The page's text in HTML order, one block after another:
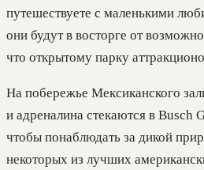
путешествуете с маленькими
они будут в восторге от
что открытому парку
На побережье Мексиканского
и адреналина стекаются в Busch
чтобы понаблюдать за дикой
некоторых из лучших